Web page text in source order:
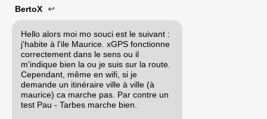
BertoX ↩
Hello alors moi mo souci est le suivant :
j'habite à l'ile Maurice. xGPS fonctionne
correctement dans le sens ou il
m'indique bien la ou je suis sur la route.
Cependant, même en wifi, si je
demande un itinéraire ville à ville (à
maurice) ca marche pas. Par contre un
test Pau - Tarbes marche bien.